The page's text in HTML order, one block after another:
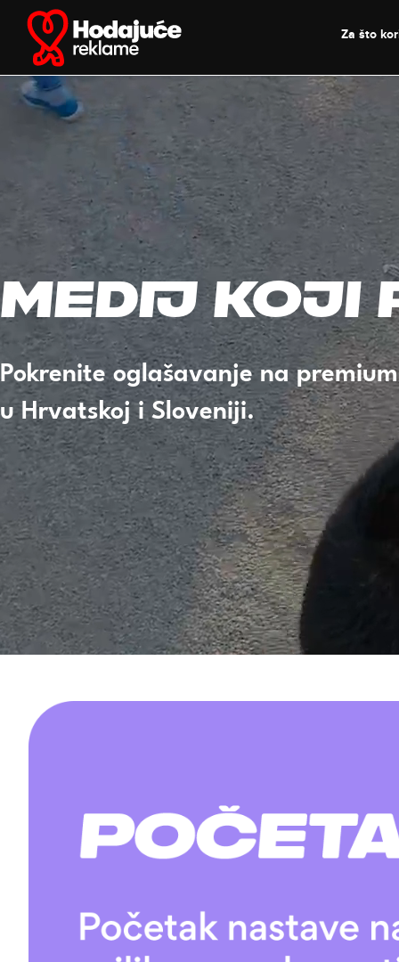
content
Za što
Medij koji
Pokrenite oglašavanje na
u Hrvatskoj i Sloveniji.